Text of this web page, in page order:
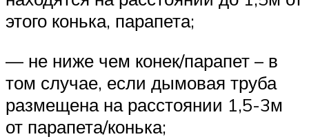
этого конька, парапета;
— не ниже чем конек/парапет – в
том случае, если дымовая труба
размещена на расстоянии 1,5-3м
от парапета/конька;